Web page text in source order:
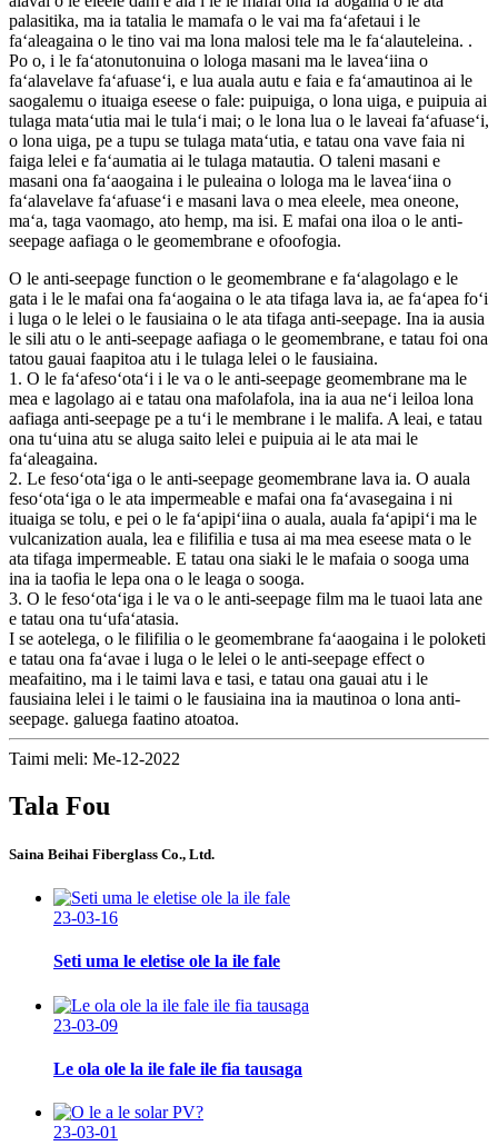
palasitika, ma ia tatalia le mamafa o le vai ma faʻafetaui i le
faʻaleagaina o le tino vai ma lona malosi tele ma le faʻalauteleina. .
Po o, i le faʻatonutonuina o lologa masani ma le laveaʻiina o
faʻalavelave faʻafuaseʻi, e lua auala autu e faia e faʻamautinoa ai le
saogalemu o ituaiga eseese o fale: puipuiga, o lona uiga, e puipuia ai
tulaga mataʻutia mai le tulaʻi mai; o le lona lua o le laveai faʻafuaseʻi,
o lona uiga, pe a tupu se tulaga mataʻutia, e tatau ona vave faia ni
faiga lelei e faʻaumatia ai le tulaga matautia. O taleni masani e
masani ona faʻaaogaina i le puleaina o lologa ma le laveaʻiina o
faʻalavelave faʻafuaseʻi e masani lava o mea eleele, mea oneone,
maʻa, taga vaomago, ato hemp, ma isi. E mafai ona iloa o le anti-
seepage aafiaga o le geomembrane e ofoofogia.
O le anti-seepage function o le geomembrane e faʻalagolago e le
gata i le le mafai ona faʻaogaina o le ata tifaga lava ia, ae faʻapea foʻi
i luga o le lelei o le fausiaina o le ata tifaga anti-seepage. Ina ia ausia
le sili atu o le anti-seepage aafiaga o le geomembrane, e tatau foi ona
tatou gauai faapitoa atu i le tulaga lelei o le fausiaina.
1. O le faʻafesoʻotaʻi i le va o le anti-seepage geomembrane ma le
mea e lagolago ai e tatau ona mafolafola, ina ia aua neʻi leiloa lona
aafiaga anti-seepage pe a tuʻi le membrane i le malifa. A leai, e tatau
ona tuʻuina atu se aluga saito lelei e puipuia ai le ata mai le
faʻaleagaina.
2. Le fesoʻotaʻiga o le anti-seepage geomembrane lava ia. O auala
fesoʻotaʻiga o le ata impermeable e mafai ona faʻavasegaina i ni
ituaiga se tolu, e pei o le faʻapipiʻiina o auala, auala faʻapipiʻi ma le
vulcanization auala, lea e filifilia e tusa ai ma mea eseese mata o le
ata tifaga impermeable. E tatau ona siaki le le mafaia o sooga uma
ina ia taofia le lepa ona o le leaga o sooga.
3. O le fesoʻotaʻiga i le va o le anti-seepage film ma le tuaoi lata ane
e tatau ona tuʻufaʻatasia.
I se aotelega, o le filifilia o le geomembrane faʻaaogaina i le poloketi
e tatau ona faʻavae i luga o le lelei o le anti-seepage effect o
meafaitino, ma i le taimi lava e tasi, e tatau ona gauai atu i le
fausiaina lelei i le taimi o le fausiaina ina ia mautinoa o lona anti-
seepage. galuega faatino atoatoa.
Taimi meli: Me-12-2022
Tala Fou
Saina Beihai Fiberglass Co., Ltd.
23-03-16
Seti uma le eletise ole la ile fale
23-03-09
Le ola ole la ile fale ile fia tausaga
23-03-01